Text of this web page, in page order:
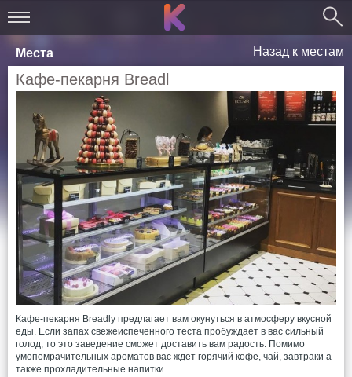
Места Назад к местам
Кафе-пекарня Breadl
Кафе-пекарня Breadly предлагает вам окунуться в атмосферу вкусной
еды. Если запах свежеиспеченного теста пробуждает в вас сильный
голод, то это заведение сможет доставить вам радость. Помимо
умопомрачительных ароматов вас ждет горячий кофе, чай, завтраки а
также прохладительные напитки.